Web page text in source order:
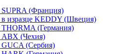
(Франция)
изразце KEDDY (Швеция)
(Германия)
(Чехия)
(Сербия)